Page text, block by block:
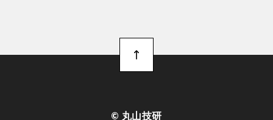
©︎ 丸山技研